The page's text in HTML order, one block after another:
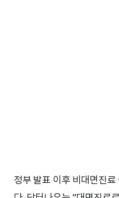
정부 발표 이후 비대면진